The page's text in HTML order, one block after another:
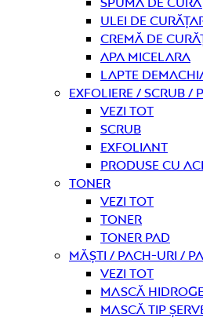
Ulei de
Cremă de
Apa micelara
Lapte
Exfoliere / Scrub /
Vezi tot
Scrub
Exfoliant
Produse cu
Toner
Vezi tot
Toner
Toner pad
Măști / Pach-uri /
Vezi tot
Mască
Mască tip